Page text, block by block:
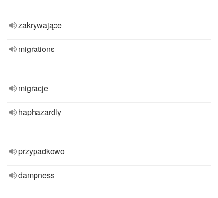
zakrywające
migrations
migracje
haphazardly
przypadkowo
dampness